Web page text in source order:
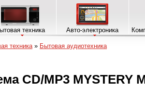
техника Авто-электроника
техника» Бытовая аудиотехника
CD/MP3 MYSTERY